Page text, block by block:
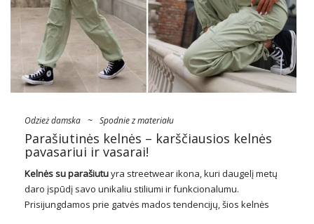
Odzież damska ~ Spodnie z materiału
Parašiutinės kelnės – karščiausios kelnės
pavasariui ir vasarai!
Kelnės su parašiutuyra streetwear ikona, kuri daugelį metų
daro įspūdį savo unikaliu stiliumi ir funkcionalumu.
Prisijungdamos prie gatvės mados tendencijų, šios kelnės